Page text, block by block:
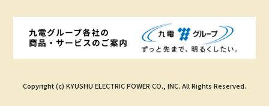
Copyright (c) KYUSHU ELECTRIC POWER CO., INC. All Rights Reserved.